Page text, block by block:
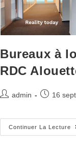
Bureaux à
RDC
admin 16
Continuer La Lecture